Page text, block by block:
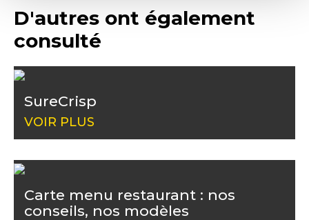
D'autres ont également
consulté
SureCrisp
VOIR PLUS
Carte menu restaurant : nos
conseils, nos modèles